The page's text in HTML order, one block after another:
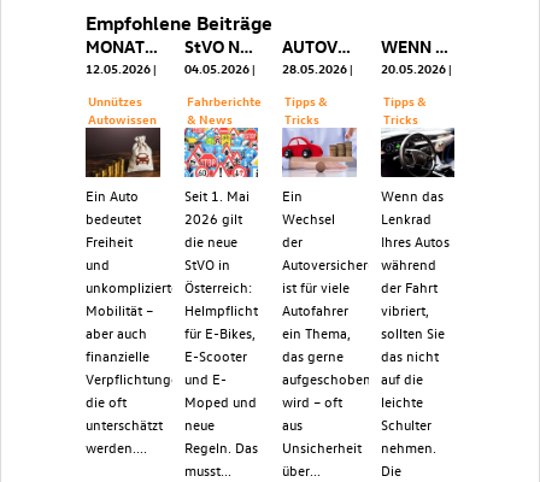
Empfohlene Beiträge
MONATLICHE AUTOKOSTEN: SO TEUER IST IHR AUTO WIRKLICH
12.05.2026
Unnützes
Autowissen
Ein Auto
bedeutet
Freiheit
und
unkomplizierte
Mobilität –
aber auch
finanzielle
Verpflichtungen,
die oft
unterschätzt
werden....
StVO NOVELLE 2026: HELMPFLICHT, NEUE E-SCOOTER REGELN & STRAFEN AB 01. MAI
04.05.2026
Fahrberichte
& News
Seit 1. Mai
2026 gilt
die neue
StVO in
Österreich:
Helmpflicht
für E-Bikes,
E-Scooter
und E-
Moped und
neue
Regeln. Das
musst...
AUTOVERSICHERUNG WECHSELN - WANN ES MÖGLICH IST UND SICH LOHNT
28.05.2026
Tipps &
Tricks
Ein
Wechsel
der
Autoversicherung
ist für viele
Autofahrer
ein Thema,
das gerne
aufgeschoben
wird – oft
aus
Unsicherheit
über...
WENN DAS LENKRAD VIBRIERT: URSACHEN, RISIKEN UND WAS JETZT ZU TUN IST
20.05.2026
Tipps &
Tricks
Wenn das
Lenkrad
Ihres Autos
während
der Fahrt
vibriert,
sollten Sie
das nicht
auf die
leichte
Schulter
nehmen.
Die